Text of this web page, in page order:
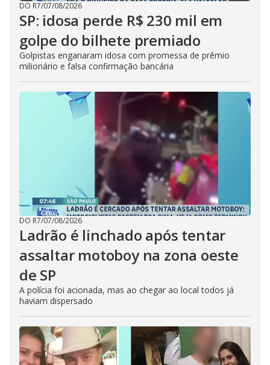
DO R7/07/08/2026
SP: idosa perde R$ 230 mil em
golpe do bilhete premiado
Golpistas enganaram idosa com promessa de prêmio
milionário e falsa confirmação bancária
DO R7/07/08/2026
Ladrão é linchado após tentar
assaltar motoboy na zona oeste
de SP
A polícia foi acionada, mas ao chegar ao local todos já
haviam dispersado